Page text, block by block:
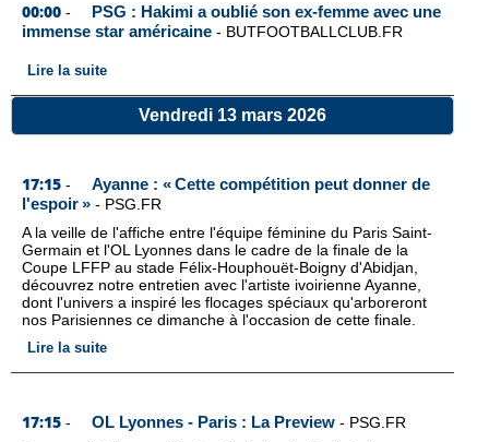
00:00 -
PSG : Hakimi a oublié son ex-femme avec une
immense star américaine - BUTFOOTBALLCLUB.FR
Lire la suite
Vendredi 13 mars 2026
17:15 -
Ayanne : « Cette compétition peut donner de
l'espoir » - PSG.FR
A la veille de l'affiche entre l'équipe féminine du Paris Saint-
Germain et l'OL Lyonnes dans le cadre de la finale de la
Coupe LFFP au stade Félix-Houphouët-Boigny d'Abidjan,
découvrez notre entretien avec l'artiste ivoirienne Ayanne,
dont l'univers a inspiré les flocages spéciaux qu'arboreront
nos Parisiennes ce dimanche à l'occasion de cette finale.
Lire la suite
17:15 - OL Lyonnes - Paris : La Preview - PSG.FR